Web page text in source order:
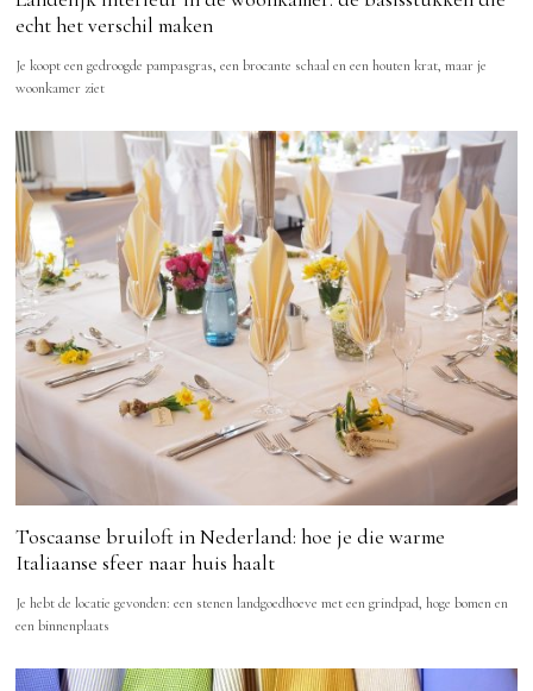
echt het verschil maken
Je koopt een gedroogde pampasgras, een brocante schaal en een houten krat, maar je
woonkamer ziet
Toscaanse bruiloft in Nederland: hoe je die warme
Italiaanse sfeer naar huis haalt
Je hebt de locatie gevonden: een stenen landgoedhoeve met een grindpad, hoge bomen en
een binnenplaats